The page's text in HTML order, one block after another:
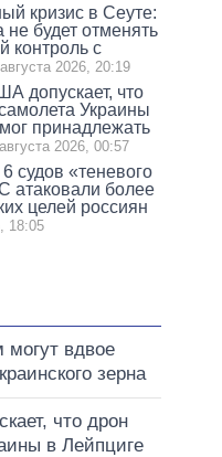
кризис в Сеуте:
не будет отменять
контроль с
2026, 20:19
допускает, что
Украины
принадлежать
2026, 00:57
судов «теневого
атаковали более
целей россиян
18:05
вдвое
зерна
что дрон
в Лейпциге